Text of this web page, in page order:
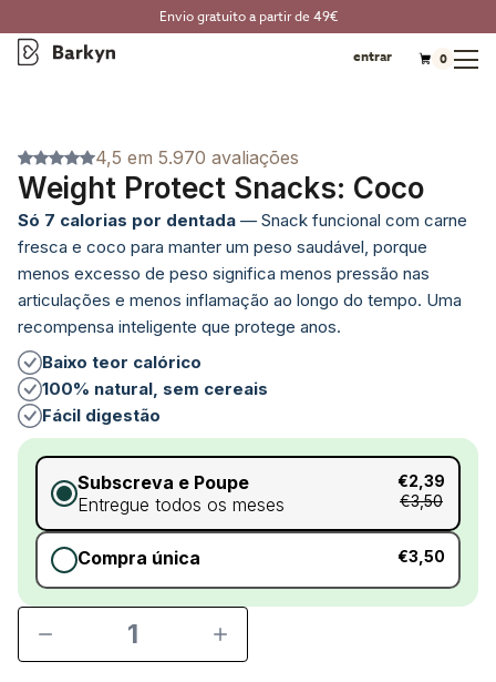
Envio gratuito a partir de 49€
entrar 0
4,5 em 5.970 avaliações
Weight Protect Snacks: Coco
Só 7 calorias por dentada — Snack funcional com carne
fresca e coco para manter um peso saudável, porque
menos excesso de peso significa menos pressão nas
articulações e menos inflamação ao longo do tempo. Uma
recompensa inteligente que protege anos.
Baixo teor calórico
100% natural, sem cereais
Fácil digestão
Subscreva e Poupe
Entregue todos os meses
€2,39
€3,50
Compra única €3,50
1